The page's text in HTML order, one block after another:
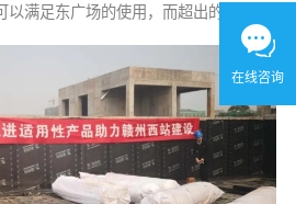
满足东广场的使用，而超出的水则输
在线咨询